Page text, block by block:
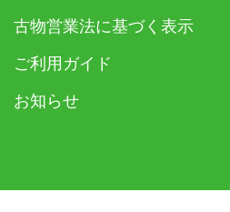
古物営業法に基づく表示
ご利用ガイド
お知らせ